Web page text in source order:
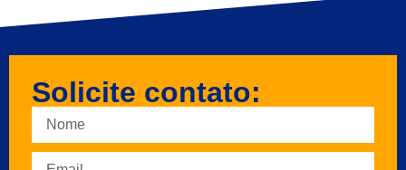
Solicite contato: